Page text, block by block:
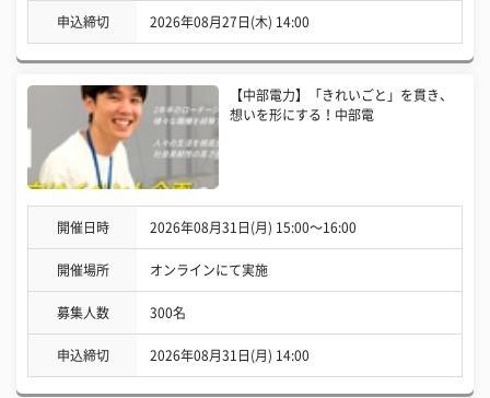
申込締切 2026年08月27日(木) 14:00
【中部電力】「きれいごと」を貫き、
想いを形にする！中部電
開催日時 2026年08月31日(月) 15:00〜16:00
開催場所 オンラインにて実施
募集人数 300名
申込締切 2026年08月31日(月) 14:00